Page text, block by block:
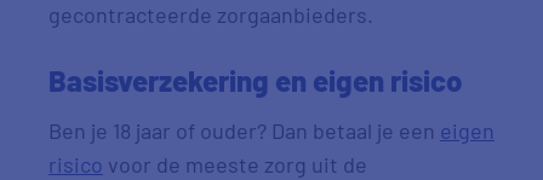
gecontracteerde zorgaanbieders.
Basisverzekering en eigen risico
Ben je 18 jaar of ouder? Dan betaal je een eigen
risico voor de meeste zorg uit de